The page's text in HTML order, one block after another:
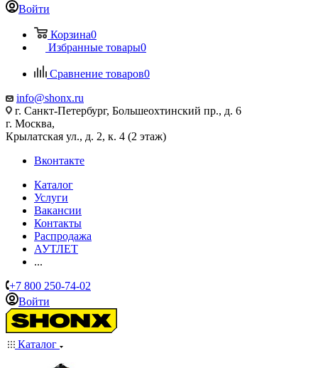
Войти
Корзина0
Избранные товары0
Сравнение товаров0
info@shonx.ru
г. Санкт-Петербург, Большеохтинский пр., д. 6
г. Москва,
Крылатская ул., д. 2, к. 4 (2 этаж)
Вконтакте
Каталог
Услуги
Вакансии
Контакты
Распродажа
АУТЛЕТ
...
+7 800 250-74-02
Войти
Каталог